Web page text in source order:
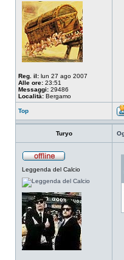
Reg. il: lun 27 ago 2007
Alle ore: 23:51
Messaggi: 29486
Località: Bergamo
Top
Turyo
Leggenda del Calcio